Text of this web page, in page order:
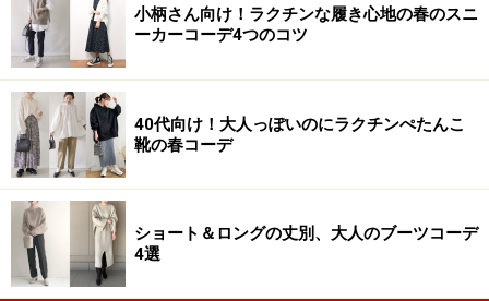
レザーレースアップシューズ 5900円（税込）／
シンプルなレザーのレースアップシューズに、歩行をサ
ポートするインソールを内装した1足。5000円台の手頃
なプライスながら、柔らかな羊革が使われていて、足な
じみ良く仕上げられています。女性らしいコーディネー
トに、やや辛口なハンサムシューズで、足元にスパイス
をプラスして。
小柄さん向け！ラクチンな履き心地の春のスニ
ーカーコーデ4つのコツ
40代向け！大人っぽいのにラクチンぺたんこ
靴の春コーデ
ショート＆ロングの丈別、大人のブーツコーデ
4選